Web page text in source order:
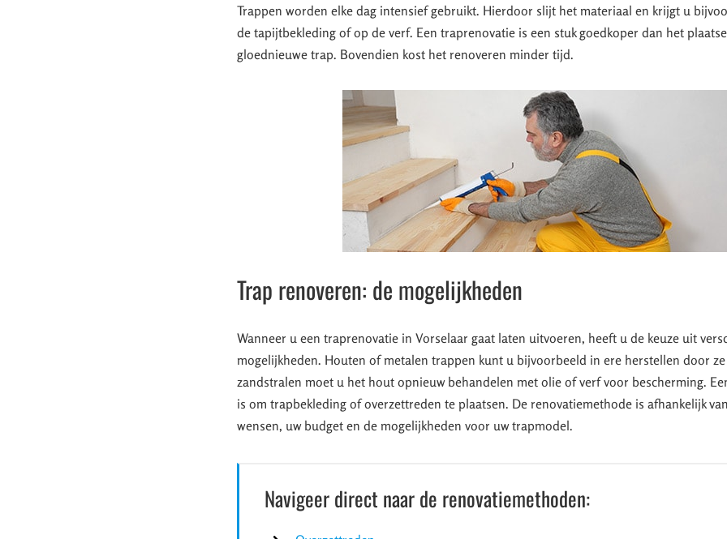
Trappen worden elke dag intensief gebruikt. Hierdoor slijt het materiaal en krijgt u
de tapijtbekleding of op de verf. Een traprenovatie is een stuk goedkoper dan het
gloednieuwe trap. Bovendien kost het renoveren minder tijd.
Trap renoveren: de mogelijkheden
Wanneer u een traprenovatie in Vorselaar gaat laten uitvoeren, heeft u de keuze uit
mogelijkheden. Houten of metalen trappen kunt u bijvoorbeeld in ere herstellen door
zandstralen moet u het hout opnieuw behandelen met olie of verf voor bescherming.
is om trapbekleding of overzettreden te plaatsen. De renovatiemethode is afhankelijk
wensen, uw budget en de mogelijkheden voor uw trapmodel.
Navigeer direct naar de renovatiemethoden: